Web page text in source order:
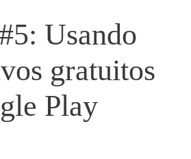
Usando
gratuitos
Play